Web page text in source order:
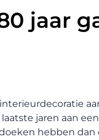
jaar
jaren aan
hebben dan